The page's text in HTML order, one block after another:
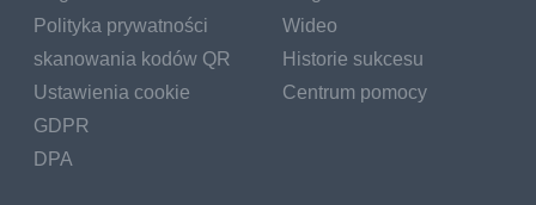
Polityka prywatności
skanowania kodów QR
Ustawienia cookie
GDPR
DPA
Wideo
Historie sukcesu
Centrum pomocy